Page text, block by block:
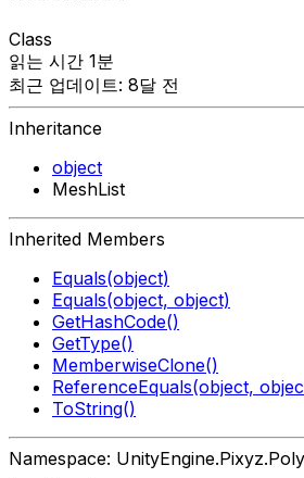
Class
읽는 시간 1분
최근 업데이트: 8달 전
Inheritance
object
MeshList
Inherited Members
Equals(object)
Equals(object, object)
GetHashCode()
GetType()
MemberwiseClone()
ReferenceEquals(object,
ToString()
Namespace: